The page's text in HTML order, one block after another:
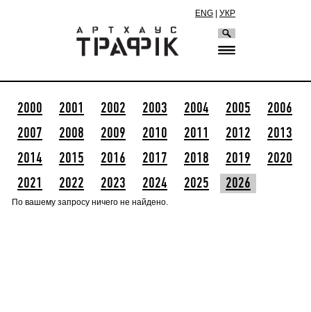
ENG УКР
2000 2001 2002 2003 2004 2005
2006
2007
2008 2009 2010 2011 2012
2013
2014
2015 2016 2017 2018 2019
2020
2021
2022 2023 2024 2025 2026
По вашему запросу ничего не найдено.